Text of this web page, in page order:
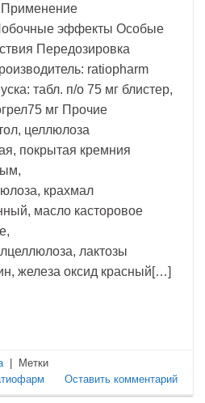
Применение
эффекты Особые
Передозировка
ratiopharm
табл. п/о 75 мг блистер,
мг Прочие
целлюлоза
покрытая кремния
крахмал
масло касторовое
лактозы
железа оксид красный[…]
Метки
Оставить комментарий